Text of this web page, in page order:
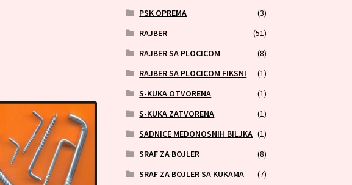
PSK OPREMA
(3)
RAJBER
(51)
RAJBER SA PLOCICOM
(8)
RAJBER SA PLOCICOM FIKSNI
(1)
S-KUKA OTVORENA
(1)
S-KUKA ZATVORENA
(1)
SADNICE MEDONOSNIH BILJKA (1)
SRAF ZA BOJLER
(8)
SRAF ZA BOJLER SA KUKAMA
(7)